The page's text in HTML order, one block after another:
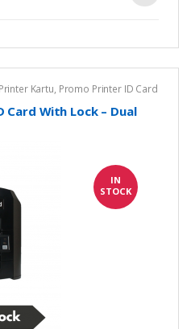
Printer Kartu, Promo Printer ID Card
Card With Lock – Dual
IN
STOCK